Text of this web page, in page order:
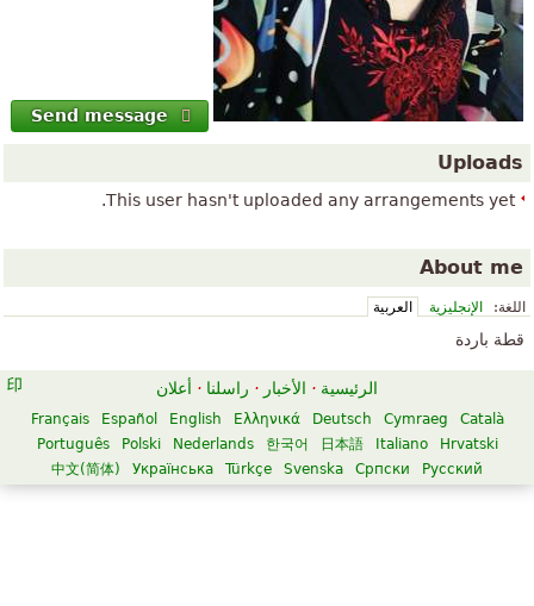
Send message
Uploads
This user hasn't uploaded any arrangements yet.
About me
اللغة: الإنجليزية العربية
قطة باردة
الرئيسية · الأخبار · راسلنا · أعلان
Català
Cymraeg
Deutsch
Ελληνικά
English
Español
Français
Hrvatski
Italiano
日本語
한국어
Nederlands
Polski
Português
Русский
Српски
Svenska
Türkçe
Українська
中文(简体)